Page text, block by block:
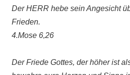
Der HERR hebe sein Angesicht
Frieden.
4.Mose 6,26
Der Friede Gottes, der höher ist